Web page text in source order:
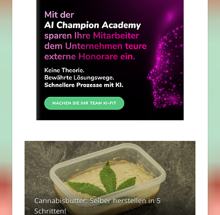
Cannabisbutter: Selber herstellen in 5
Schritten!